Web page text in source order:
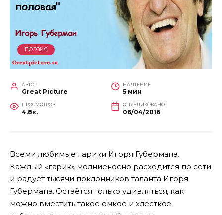
ПОЭЗИЯ
АВТОР
Great Picture
НА ЧТЕНИЕ
5 мин
ПРОСМОТРОВ
4.8к.
ОПУБЛИКОВАНО
06/04/2016
Всеми любимые гарики Игоря Губермана.
Каждый «гарик» молниеносно расходится по сети
и радует тысячи поклонников таланта Игоря
Губермана. Остаётся только удивляться, как
можно вместить такое ёмкое и хлёсткое